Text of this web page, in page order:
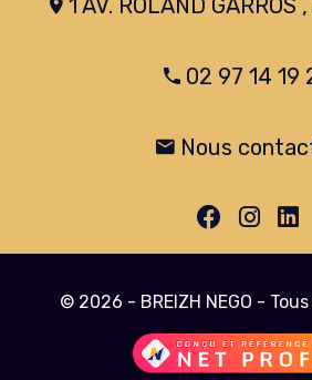
1 AV. ROLAND
02 97 14 19
Nous
© 2026 - BREIZH NEGO -